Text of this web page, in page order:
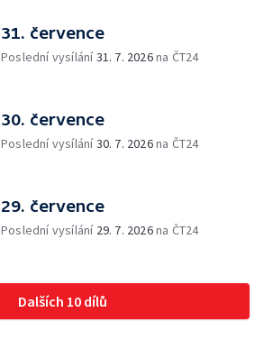
31. července
Poslední vysílání31. 7. 2026na ČT24
30. července
Poslední vysílání30. 7. 2026na ČT24
29. července
Poslední vysílání 29. 7. 2026na ČT24
Dalších 10 dílů